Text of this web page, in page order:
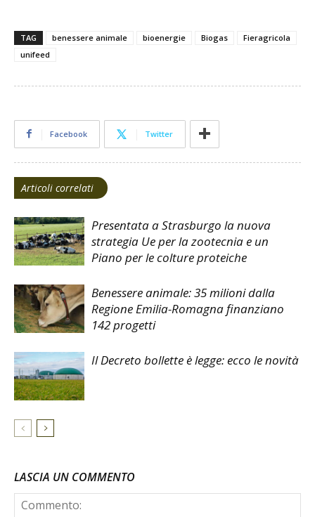
TAG benessere animale bioenergie Biogas
Fieragricola
unifeed
Facebook Twitter
Articoli correlati
Presentata a Strasburgo la nuova
strategia Ue per la zootecnia e un
Piano per le colture proteiche
Benessere animale: 35 milioni dalla
Regione Emilia-Romagna finanziano
142 progetti
Il Decreto bollette è legge: ecco le novità
LASCIA UN COMMENTO